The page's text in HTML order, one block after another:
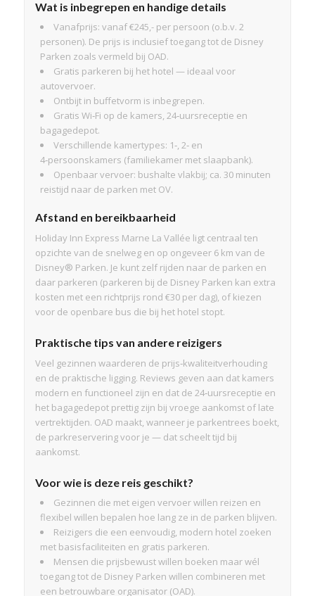
Wat is inbegrepen en handige details
Vanafprijs: vanaf €245,- per persoon (o.b.v. 2
personen). De prijs is inclusief toegang tot de Disney
Parken zoals vermeld bij OAD.
Gratis parkeren bij het hotel — ideaal voor
autovervoer.
Ontbijt in buffetvorm is inbegrepen.
Gratis Wi‑Fi op de kamers, 24‑uursreceptie en
bagagedepot.
Verschillende kamertypes: 1‑, 2‑ en
4‑persoonskamers (familiekamer met slaapbank).
Openbaar vervoer: bushalte vlakbij; ca. 30 minuten
reistijd naar de parken met OV.
Afstand en bereikbaarheid
Holiday Inn Express Marne La Vallée ligt centraal ten
opzichte van de snelweg en op ongeveer 6 km van de
Disney® Parken. Je kunt zelf rijden naar de parken en
daar parkeren (parkeren bij de Disney Parken kan extra
kosten met een richtprijs rond €30 per dag), of kiezen
voor de openbare bus die bij het hotel stopt.
Praktische tips van andere reizigers
Veel gezinnen waarderen de prijs‑kwaliteitverhouding
en de praktische ligging. Reviews geven aan dat kamers
modern en functioneel zijn en dat de 24‑uursreceptie en
het bagagedepot prettig zijn bij vroege aankomst of late
vertrektijden. OAD maakt, wanneer je parkentrees boekt,
de parkreservering voor je — dat scheelt tijd bij
aankomst.
Voor wie is deze reis geschikt?
Gezinnen die met eigen vervoer willen reizen en
flexibel willen bepalen hoe lang ze in de parken blijven.
Reizigers die een eenvoudig, modern hotel zoeken
met basisfaciliteiten en gratis parkeren.
Mensen die prijsbewust willen boeken maar wél
toegang tot de Disney Parken willen combineren met
een betrouwbare organisator (OAD).